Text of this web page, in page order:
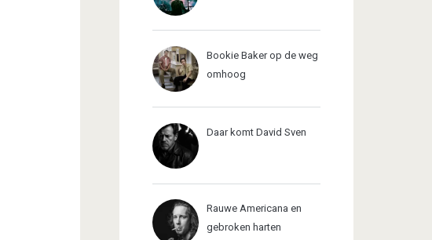
Bookie Baker op de weg
omhoog
Daar komt David Sven
Rauwe Americana en
gebroken harten